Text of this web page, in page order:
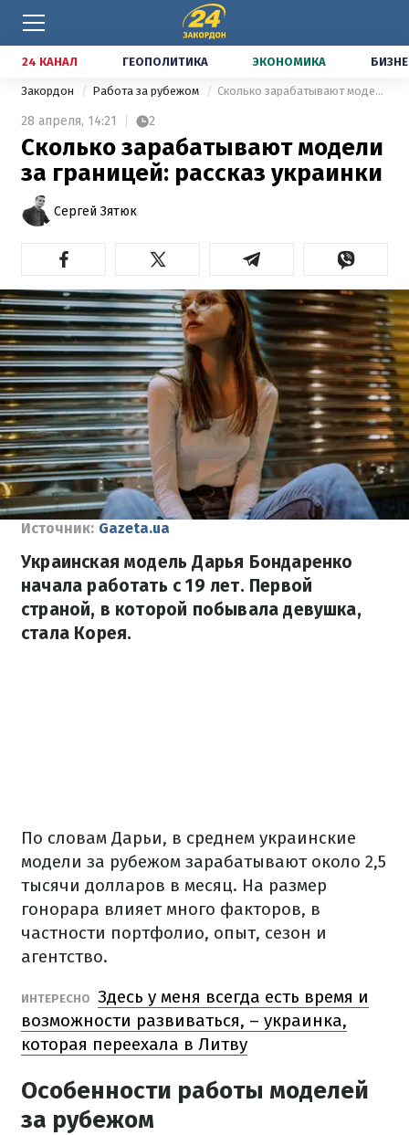
24 КАНАЛ ГЕОПОЛИТИКА ЭКОНОМИКА
Закордон Работа за рубежом Сколько зарабатывают модели за границей: рассказ украинки
28 апреля, 14:21 2
Сколько зарабатывают модели
за границей: рассказ украинки
Сергей Зятюк
Источник: Gazeta.ua
Украинская модель Дарья Бондаренко
начала работать с 19 лет. Первой
страной, в которой побывала девушка,
стала Корея.
По словам Дарьи, в среднем украинские
модели за рубежом зарабатывают около 2,5
тысячи долларов в месяц. На размер
гонорара влияет много факторов, в
частности портфолио, опыт, сезон и
агентство.
ИНТЕРЕСНО Здесь у меня всегда есть время и
возможности развиваться, – украинка,
которая переехала в Литву
Особенности работы моделей
за рубежом